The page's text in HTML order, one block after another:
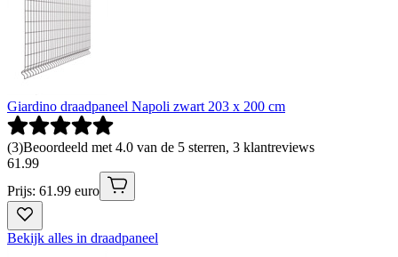
Giardino draadpaneel Napoli zwart 203 x 200 cm
(3)Beoordeeld met 4.0 van de 5 sterren, 3 klantreviews
61 .99
Prijs: 61.99 euro
Bekijk alles in draadpaneel